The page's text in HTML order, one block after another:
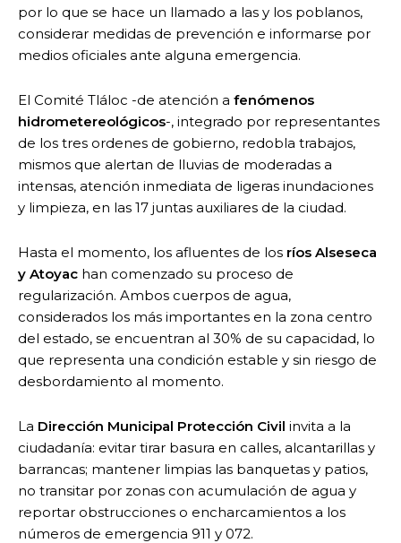
por lo que se hace un llamado a las y los poblanos,
considerar medidas de prevención e informarse por
medios oficiales ante alguna emergencia.
El Comité Tláloc -de atención a fenómenos
hidrometereológicos-, integrado por representantes
de los tres ordenes de gobierno, redobla trabajos,
mismos que alertan de lluvias de moderadas a
intensas, atención inmediata de ligeras inundaciones
y limpieza, en las 17 juntas auxiliares de la ciudad.
Hasta el momento, los afluentes de los ríos Alseseca
y Atoyac han comenzado su proceso de
regularización. Ambos cuerpos de agua,
considerados los más importantes en la zona centro
del estado, se encuentran al 30% de su capacidad, lo
que representa una condición estable y sin riesgo de
desbordamiento al momento.
La Dirección Municipal Protección Civil invita a la
ciudadanía: evitar tirar basura en calles, alcantarillas y
barrancas; mantener limpias las banquetas y patios,
no transitar por zonas con acumulación de agua y
reportar obstrucciones o encharcamientos a los
números de emergencia 911 y 072.